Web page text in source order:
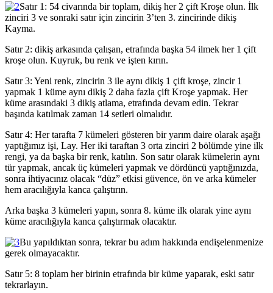
Satır 1: 54 civarında bir toplam, dikiş her 2 çift Kroşe olun. İlk
zinciri 3 ve sonraki satır için zincirin 3’ten 3. zincirinde dikiş
Kayma.
Satır 2: dikiş arkasında çalışan, etrafında başka 54 ilmek her 1 çift
kroşe olun. Kuyruk, bu renk ve işten kırın.
Satır 3: Yeni renk, zincirin 3 ile aynı dikiş 1 çift kroşe, zincir 1
yapmak 1 küme aynı dikiş 2 daha fazla çift Kroşe yapmak. Her
küme arasındaki 3 dikiş atlama, etrafında devam edin. Tekrar
başında katılmak zaman 14 setleri olmalıdır.
Satır 4: Her tarafta 7 kümeleri gösteren bir yarım daire olarak aşağı
yaptığımız işi, Lay. Her iki taraftan 3 orta zinciri 2 bölümde yine ilk
rengi, ya da başka bir renk, katılın. Son satır olarak kümelerin aynı
tür yapmak, ancak üç kümeleri yapmak ve dördüncü yaptığınızda,
sonra ihtiyacınız olacak “düz” etkisi güvence, ön ve arka kümeler
hem aracılığıyla kanca çalıştırın.
Arka başka 3 kümeleri yapın, sonra 8. küme ilk olarak yine aynı
küme aracılığıyla kanca çalıştırmak olacaktır.
Bu yapıldıktan sonra, tekrar bu adım hakkında endişelenmenize
gerek olmayacaktır.
Satır 5: 8 toplam her birinin etrafında bir küme yaparak, eski satır
tekrarlayın.